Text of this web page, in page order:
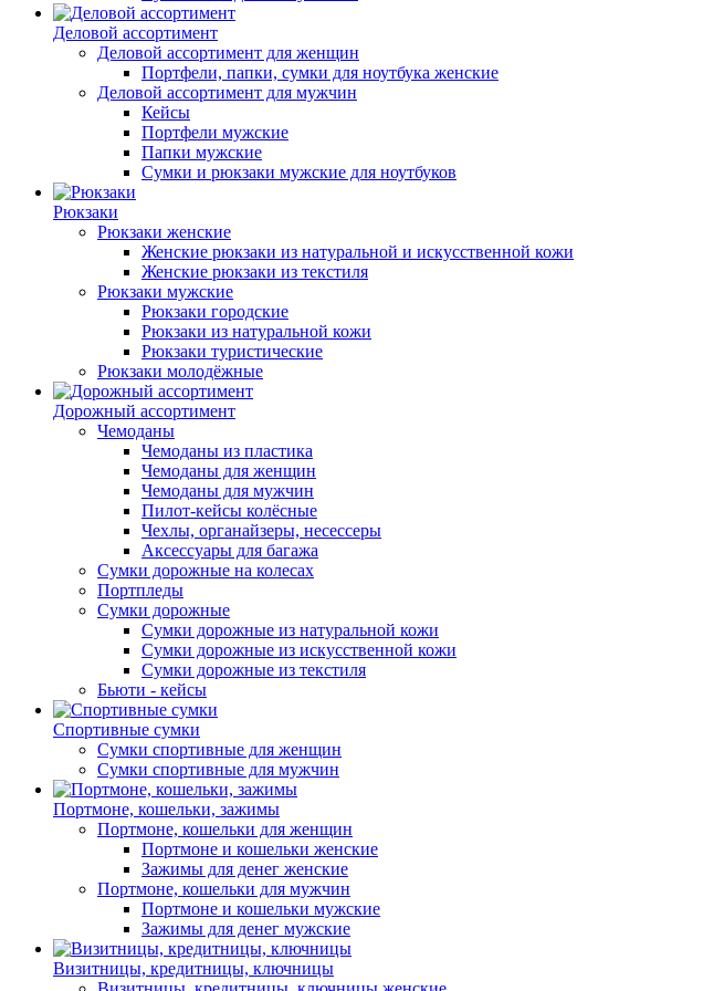
Деловой ассортимент
Деловой ассортимент для женщин
Портфели, папки, сумки для ноутбука женские
Деловой ассортимент для мужчин
Кейсы
Портфели мужские
Папки мужские
Сумки и рюкзаки мужские для ноутбуков
Рюкзаки
Рюкзаки женские
Женские рюкзаки из натуральной и искусственной кожи
Женские рюкзаки из текстиля
Рюкзаки мужские
Рюкзаки городские
Рюкзаки из натуральной кожи
Рюкзаки туристические
Рюкзаки молодёжные
Дорожный ассортимент
Чемоданы
Чемоданы из пластика
Чемоданы для женщин
Чемоданы для мужчин
Пилот-кейсы колёсные
Чехлы, органайзеры, несессеры
Аксессуары для багажа
Сумки дорожные на колесах
Портпледы
Сумки дорожные
Сумки дорожные из натуральной кожи
Сумки дорожные из искусственной кожи
Сумки дорожные из текстиля
Бьюти - кейсы
Спортивные сумки
Сумки спортивные для женщин
Сумки спортивные для мужчин
Портмоне, кошельки, зажимы
Портмоне, кошельки для женщин
Портмоне и кошельки женские
Зажимы для денег женские
Портмоне, кошельки для мужчин
Портмоне и кошельки мужские
Зажимы для денег мужские
Визитницы, кредитницы, ключницы